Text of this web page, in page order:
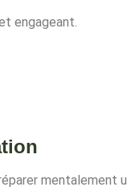
engageant.
mentalement